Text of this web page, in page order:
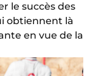
le succès des
obtiennent là
en vue de la